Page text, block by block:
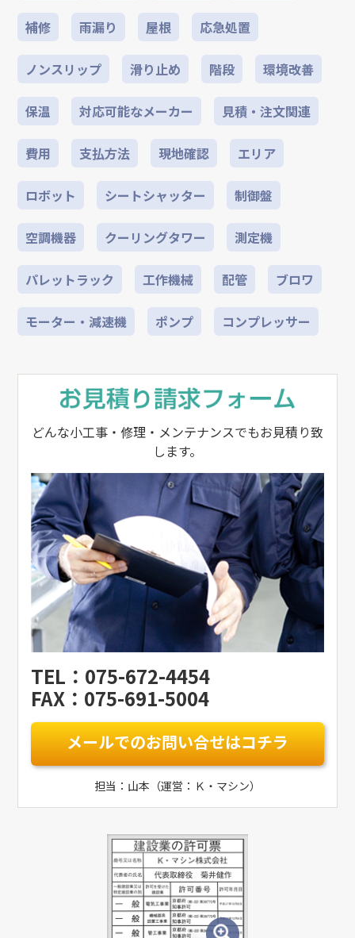
補修 雨漏り 屋根 応急処置
ノンスリップ 滑り止め 階段 環境改善
保温 対応可能なメーカー 見積・注文関連
費用 支払方法 現地確認 エリア
ロボット シートシャッター 制御盤
空調機器 クーリングタワー 測定機
パレットラック 工作機械 配管 ブロワ
モーター・減速機 ポンプ コンプレッサー
どんな小工事・修理・メンテナンスでもお見積り致
します。
TEL：075-672-4454
FAX：075-691-5004
メールでのお問い合せはコチラ
担当：山本（運営：Ｋ・マシン）